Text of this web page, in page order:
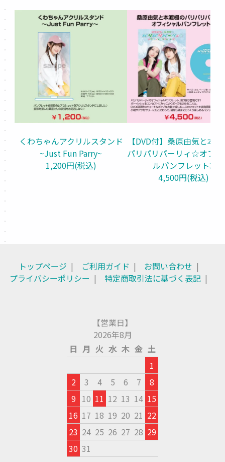
くわちゃんアクリルスタンド
~Just Fun Parry~
1,200円(税込)
【DVD付】桑原由気と本
パリパリパーリィ☆オフ
ルパンフレット3
4,500円(税込)
トップページ ご利用ガイド
お問い合わせ
プライバシーポリシー
特定商取引法に基づく表記
【営業日】
2026年8月
日 月 火 水 木 金 土
1
2
3 4 5 6 7
8
9 10 11 12 13 14 15
16 17 18 19 20 21 22
23 24 25 26 27 28 29
30 31